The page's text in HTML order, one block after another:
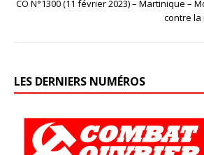
CO N°1300 (11 février 2023) – Martinique –
contre la
LES DERNIERS NUMÉROS